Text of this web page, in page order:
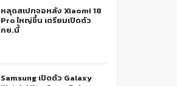
หลุดสเปกจอหลัง Xiaomi 18
Pro ใหญ่ขึ้น เตรียมเปิดตัว
กย.นี้
Samsung เปิดตัว Galaxy